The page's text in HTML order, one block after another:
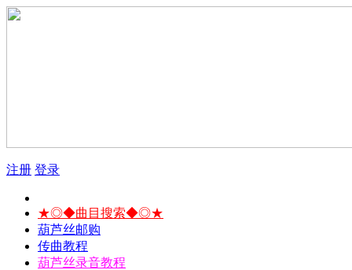
注册 登录
★◎◆曲目搜索◆◎★
葫芦丝邮购
传曲教程
葫芦丝录音教程